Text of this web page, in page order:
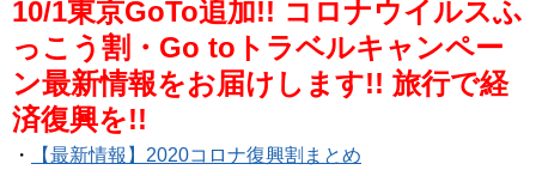
10/1東京GoTo追加!! コロナウイルスふ
っこう割・Go toトラベルキャンペー
ン最新情報をお届けします!! 旅行で経
済復興を!!
・
【最新情報】2020コロナ復興割まとめ